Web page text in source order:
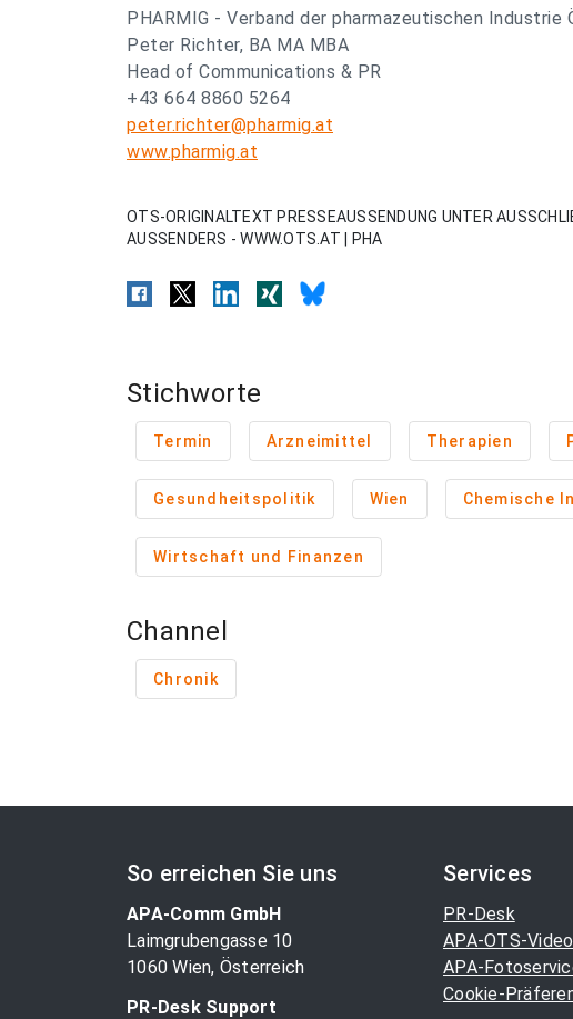
PHARMIG - Verband der pharmazeutischen Industrie
Peter Richter, BA MA MBA
Head of Communications & PR
+43 664 8860 5264
peter.richter@pharmig.at
www.pharmig.at
OTS-ORIGINALTEXT PRESSEAUSSENDUNG UNTER
AUSSENDERS - WWW.OTS.AT | PHA
Stichworte
Termin Arzneimittel Therapien
Gesundheitspolitik Wien Chemische
Wirtschaft und Finanzen
Channel
Chronik
So erreichen Sie uns
APA-Comm GmbH
Laimgrubengasse 10
1060 Wien, Österreich
PR-Desk Support
Services
PR-Desk
APA-OTS-Video
APA-
Cookie-